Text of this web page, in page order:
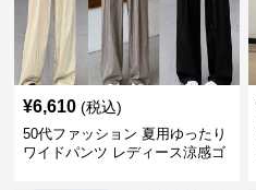
¥6,610 (税込)
50代ファッション 夏用ゆったり
ワイドパンツ レディース涼感ゴ